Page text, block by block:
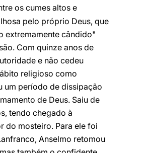
os cumes altos e
pelo próprio Deus, que
extremamente cândido"
Com quinze anos de
e não cedeu
religioso como
um período de dissipação
de Deus. Saiu de
tendo chegado à
do mosteiro. Para ele foi
Anselmo retomou